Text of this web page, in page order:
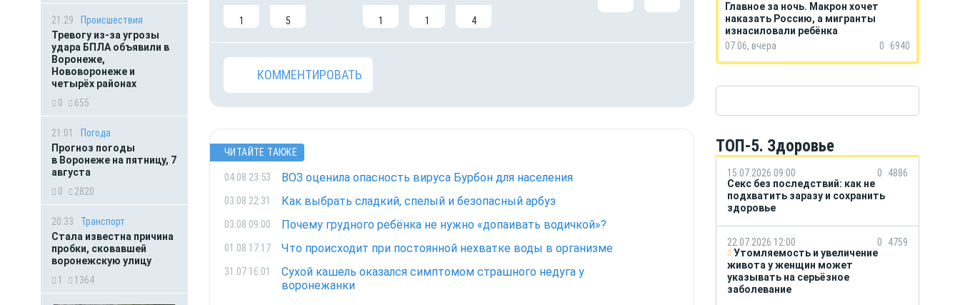
21:29
Происшествия
Тревогу из-за угрозы
удара БПЛА объявили в
Воронеже,
Нововоронеже и
четырёх районах
0
655
21:01
Погода
Прогноз погоды
в Воронеже на пятницу, 7
августа
0
2820
20:33
Транспорт
Стала известна причина
пробки, сковавшей
воронежскую улицу
1
1364
1 5 1 1 4
КОММЕНТИРОВАТЬ
ЧИТАЙТЕ ТАКЖЕ
04.08 23:53 ВОЗ оценила опасность вируса Бурбон для населения
03.08 22:31 Как выбрать сладкий, спелый и безопасный арбуз
03.08 09:00 Почему грудного ребёнка не нужно «допаивать водичкой»?
01.08 17:17 Что происходит при постоянной нехватке воды в организме
31.07 16:01
Сухой кашель оказался симптомом страшного недуга у
воронежанки
Главное за ночь. Макрон хочет
наказать Россию, а мигранты
изнасиловали ребёнка
07:06, вчера
0 6940
ТОП-5. Здоровье
15.07.2026 09:00 0
4886
Секс без последствий: как не
подхватить заразу и сохранить
здоровье
22.07.2026 12:00 0
4759
Утомляемость и увеличение
живота у женщин может
указывать на серьёзное
заболевание